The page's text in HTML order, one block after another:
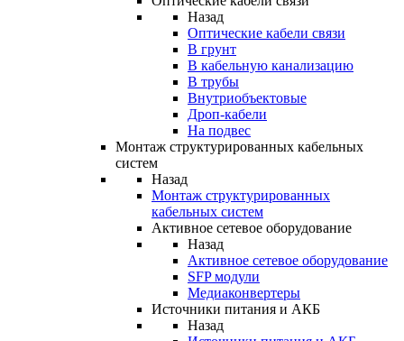
Назад
Оптические кабели связи
В грунт
В кабельную канализацию
В трубы
Внутриобъектовые
Дроп-кабели
На подвес
Монтаж структурированных кабельных
систем
Назад
Монтаж структурированных
кабельных систем
Активное сетевое оборудование
Назад
Активное сетевое оборудование
SFP модули
Медиаконвертеры
Источники питания и АКБ
Назад